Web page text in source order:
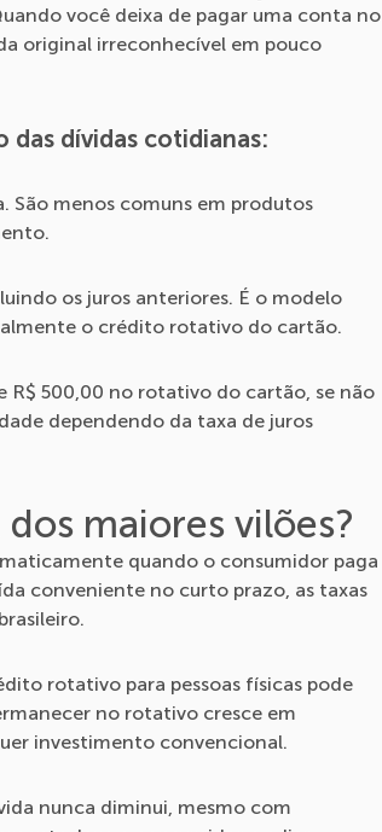
você deixa de pagar uma conta no
original irreconhecível em pouco
das dívidas cotidianas:
São menos comuns em produtos
os juros anteriores. É o modelo
o crédito rotativo do cartão.
R$ 500,00 no rotativo do cartão, se não
dependendo da taxa de juros
maiores vilões?
quando o consumidor paga
conveniente no curto prazo, as taxas
rotativo para pessoas físicas pode
no rotativo cresce em
investimento convencional.
nunca diminui, mesmo com